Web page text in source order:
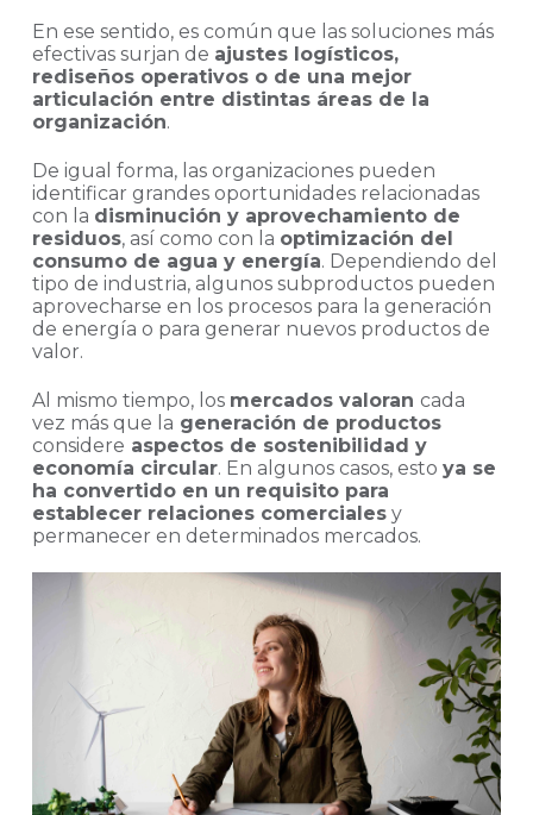
En ese sentido, es común que las soluciones más
efectivas surjan de ajustes logísticos,
rediseños operativos o de una mejor
articulación entre distintas áreas de la
organización.
De igual forma, las organizaciones pueden
identificar grandes oportunidades relacionadas
con la disminución y aprovechamiento de
residuos, así como con la optimización del
consumo de agua y energía. Dependiendo del
tipo de industria, algunos subproductos pueden
aprovecharse en los procesos para la generación
de energía o para generar nuevos productos de
valor.
Al mismo tiempo, los mercados valoran cada
vez más que la generación de productos
considere aspectos de sostenibilidad y
economía circular. En algunos casos, esto ya se
ha convertido en un requisito para
establecer relaciones comerciales y
permanecer en determinados mercados.